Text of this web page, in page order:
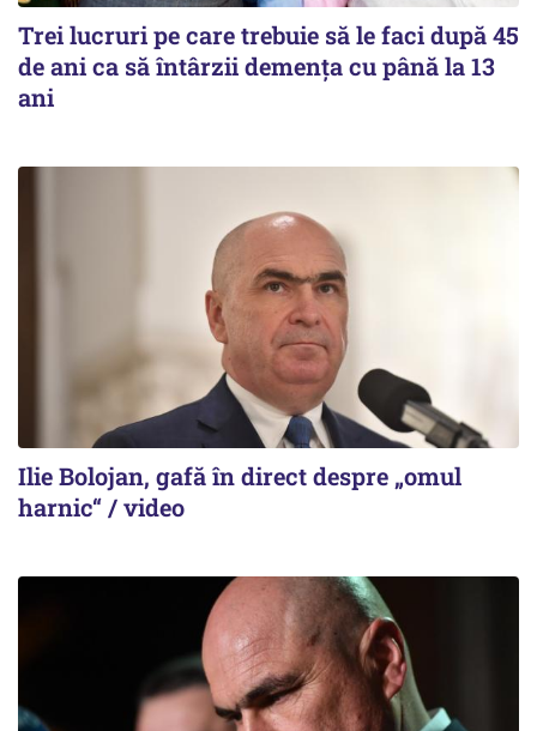
Trei lucruri pe care trebuie să le faci după 45
de ani ca să întârzii demența cu până la 13
ani
Ilie Bolojan, gafă în direct despre „omul
harnic“ / video